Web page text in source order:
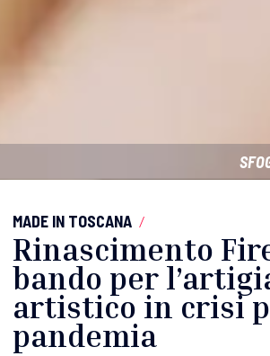
MADE IN TOSCANA /
Rinascimento
bando per
artistico in crisi
pandemia